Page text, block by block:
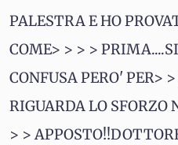
PALESTRA E HO
COME> > > >
CONFUSA PERO' PER>
RIGUARDA LO SFORZO
> >